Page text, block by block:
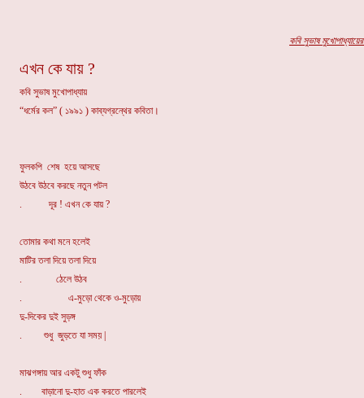
এখন কে যায় ?
কবি সুভাষ মুখোপাধ্যায়
“ধর্মের কল” ( ১৯৯১ ) কাব্যগ্রন্থের কবিতা।
ফুলকপি শেষ হয়ে আসছে
উঠবে উঠবে করছে নতুন পটল
. দূর ! এখন কে যায় ?
তোমার কথা মনে হলেই
মাটির তলা দিয়ে তলা দিয়ে
. ঠেলে উঠব
. এ-মুড়ো থেকে ও-মুড়োয়
দু-দিকের দুই সুড়ঙ্গ
. শুধু জুড়তে যা সময় |
মাঝগঙ্গায় আর একটু শুধু ফাঁক
. বাড়ানো দু-হাত এক করতে পারলেই
কবি সুভাষ